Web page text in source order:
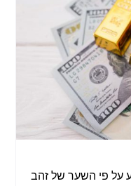
על פי השער של זהב